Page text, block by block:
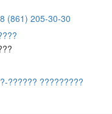
8 (861) 205-30-30